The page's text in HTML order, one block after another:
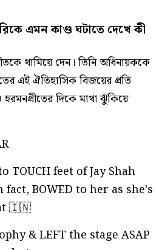
এমন কাণ্ড ঘটাতে দেখে কী
থামিয়ে দেন। তিনি অধিনায়ককে
এই ঐতিহাসিক বিজয়ের প্রতি
দিকে মাথা ঝুঁকিয়ে
feet of Jay Shah
fact, BOWED to her as she’s
🇮🇳
& LEFT the stage ASAP